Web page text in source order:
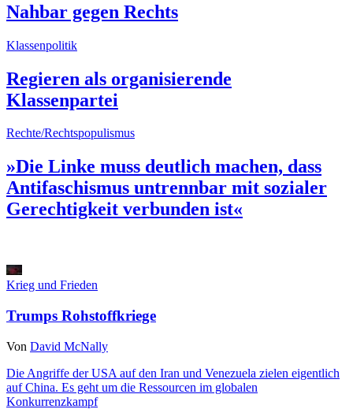
Nahbar gegen Rechts
Klassenpolitik
Regieren als organisierende
Klassenpartei
Rechte/Rechtspopulismus
»Die Linke muss deutlich machen, dass
Antifaschismus untrennbar mit sozialer
Gerechtigkeit verbunden ist«
Krieg und Frieden
Trumps Rohstoffkriege
Von David McNally
Die Angriffe der USA auf den Iran und Venezuela zielen eigentlich
auf China. Es geht um die Ressourcen im globalen
Konkurrenzkampf